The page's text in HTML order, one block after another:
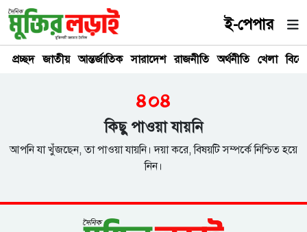
ই-পেপার
প্রচ্ছদ জাতীয় আন্তর্জাতিক সারাদেশ রাজনীতি অর্থনীতি খেলা
৪০৪
কিছু পাওয়া যায়নি
আপনি যা খুঁজছেন, তা পাওয়া যায়নি। দয়া করে, বিষয়টি সম্পর্কে নিশ্চিত হয়ে
নিন।